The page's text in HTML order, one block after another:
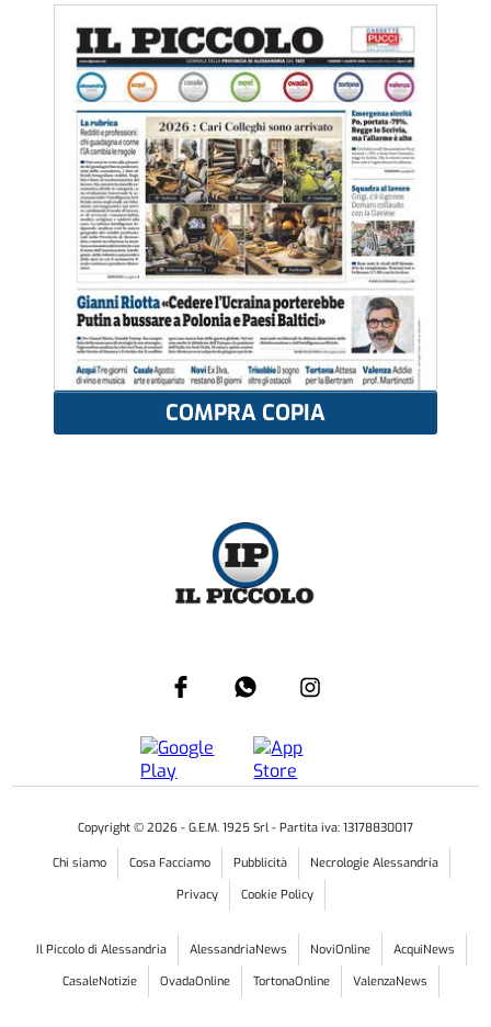
COMPRA COPIA
Copyright © 2026 - G.E.M. 1925 Srl - Partita iva: 13178830017
Chi siamo Cosa Facciamo Pubblicità
Necrologie Alessandria
Privacy
Cookie Policy
Il Piccolo di Alessandria AlessandriaNews NoviOnline
AcquiNews
CasaleNotizie
OvadaOnline TortonaOnline ValenzaNews